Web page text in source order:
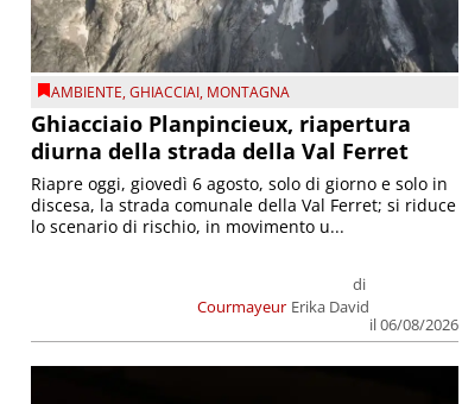
AMBIENTE,GHIACCIAI, MONTAGNA
Ghiacciaio Planpincieux, riapertura
diurna della strada della Val Ferret
Courmayeur
di
Erika David
il 06/08/2026
Riapre oggi, giovedì 6 agosto, solo di giorno e solo in
discesa, la strada comunale della Val Ferret; si riduce
lo scenario di rischio, in movimento u...